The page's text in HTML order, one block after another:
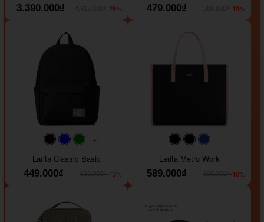
3.390.000₫
-26%
479.000₫
-19%
#faf0e6
#000000#0000FF#008000
+1
Larita Classic Basic
449.000₫
-13%
#000000#000000
Larita Metro Work
589.000₫
-16%